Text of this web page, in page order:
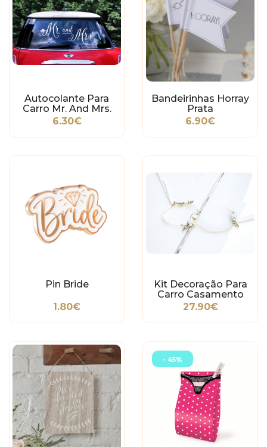
Autocolante Para
Carro Mr. And Mrs.
6.30€
Bandeirinhas Horray
Prata
6.90€
Pin Bride
1.80€
Kit Decoração Para
Carro Casamento
Branco
27.90€
- 45%